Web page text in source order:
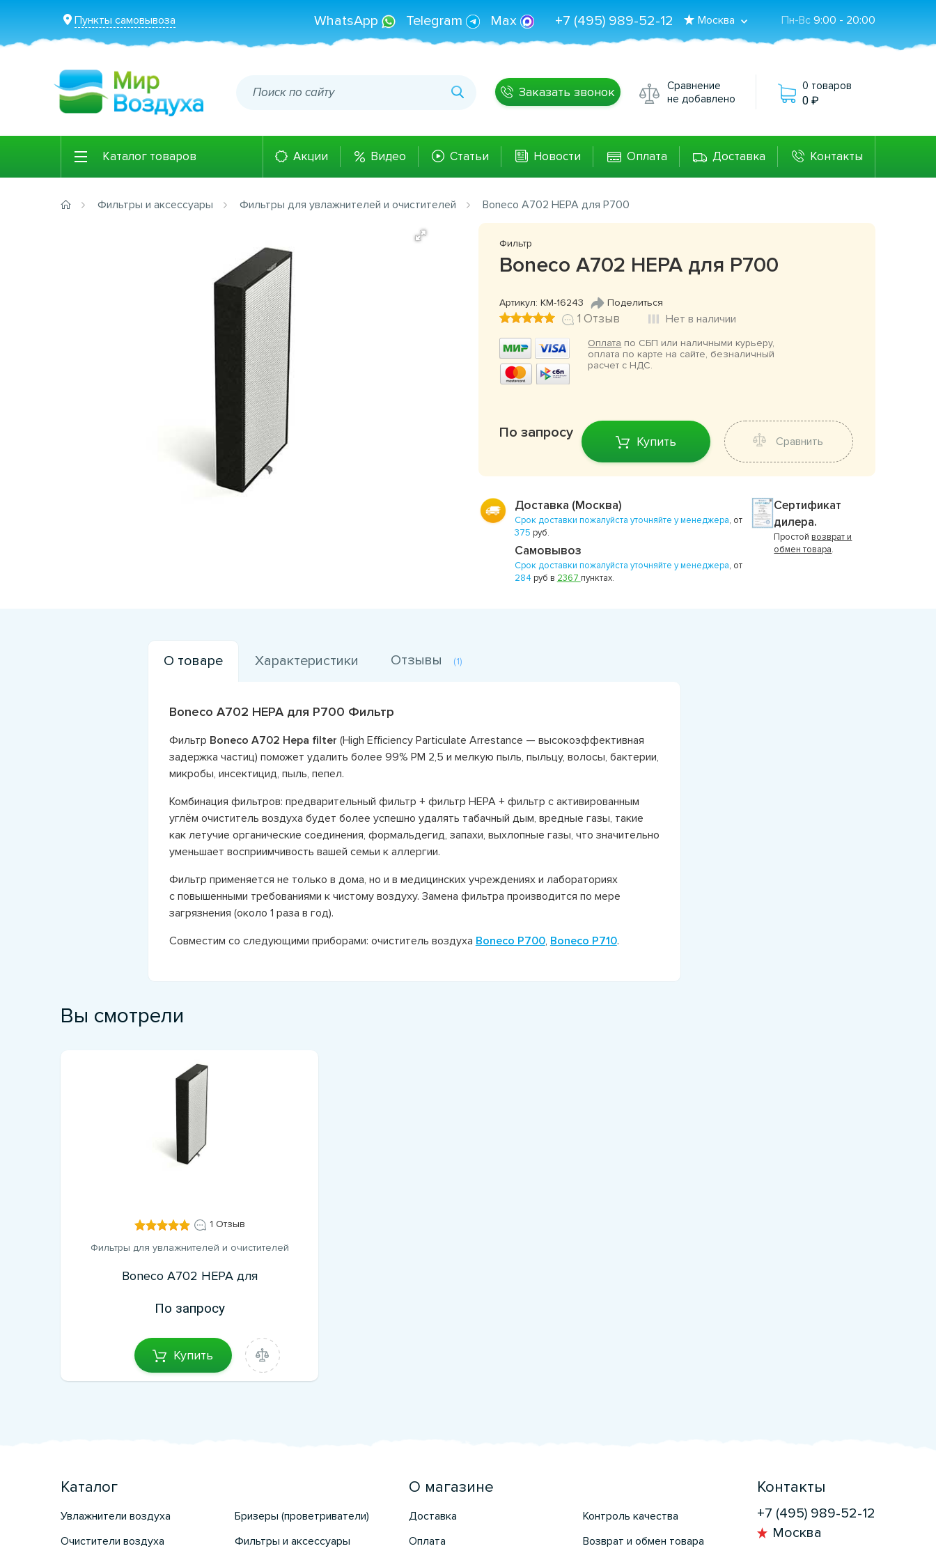
Пункты самовывоза Пн-Вс 9:00 - 20:00
Москва
+7 (495) 989-52-12
WhatsApp Telegram Max
Заказать звонок
Сравнение
не добавлено
0 товаров
0
Каталог товаров Акции Видео Статьи Новости Оплата Доставка Контакты
Фильтры и аксессуары Фильтры для увлажнителей и очистителей Boneco A702 HEPA для P700
Фильтр
Boneco A702 HEPA для P700
Артикул: КМ-16243 Поделиться
1 Отзыв Нет в наличии
Оплата по СБП или наличными курьеру,
оплата по карте на сайте, безналичный
расчет с НДС.
По запросу
Купить Сравнить
Доставка (Москва)
Срок доставки пожалуйста уточняйте у менеджера, от
375 руб.
Самовывоз
Срок доставки пожалуйста уточняйте у менеджера, от
284 руб в 2367 пунктах.
Сертификат
дилера.
Простой возврат и
обмен товара.
О товаре Характеристики Отзывы (1)
Boneco A702 HEPA для P700 Фильтр
Фильтр Boneco A702 Hepa filter (High Efficiency Particulate Arrestance — высокоэффективная
задержка частиц) поможет удалить более 99% PM 2,5 и мелкую пыль, пыльцу, волосы, бактерии,
микробы, инсектицид, пыль, пепел.
Комбинация фильтров: предварительный фильтр + фильтр HEPA + фильтр с активированным
углём очиститель воздуха будет более успешно удалять табачный дым, вредные газы, такие
как летучие органические соединения, формальдегид, запахи, выхлопные газы, что значительно
уменьшает восприимчивость вашей семьи к аллергии.
Фильтр применяется не только в дома, но и в медицинских учреждениях и лабораториях
с повышенными требованиями к чистому воздуху. Замена фильтра производится по мере
загрязнения (около 1 раза в год).
Совместим со следующими приборами: очиститель воздуха Boneco P700, Boneco P710.
Вы смотрели
1 Отзыв
Фильтры для увлажнителей и очистителей
Boneco A702 HEPA для
По запросу
Купить
Каталог
Увлажнители воздуха
Очистители воздуха
Бризеры (проветриватели)
Фильтры и аксессуары
О магазине
Доставка
Оплата
Контроль качества
Возврат и обмен товара
Контакты
+7 (495) 989-52-12
Москва